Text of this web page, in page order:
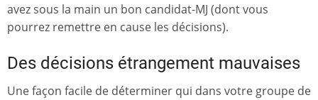
avez sous la main un bon candidat-MJ (dont vous
pourrez remettre en cause les décisions).
Des décisions étrangement mauvaises
Une façon facile de déterminer qui dans votre groupe de